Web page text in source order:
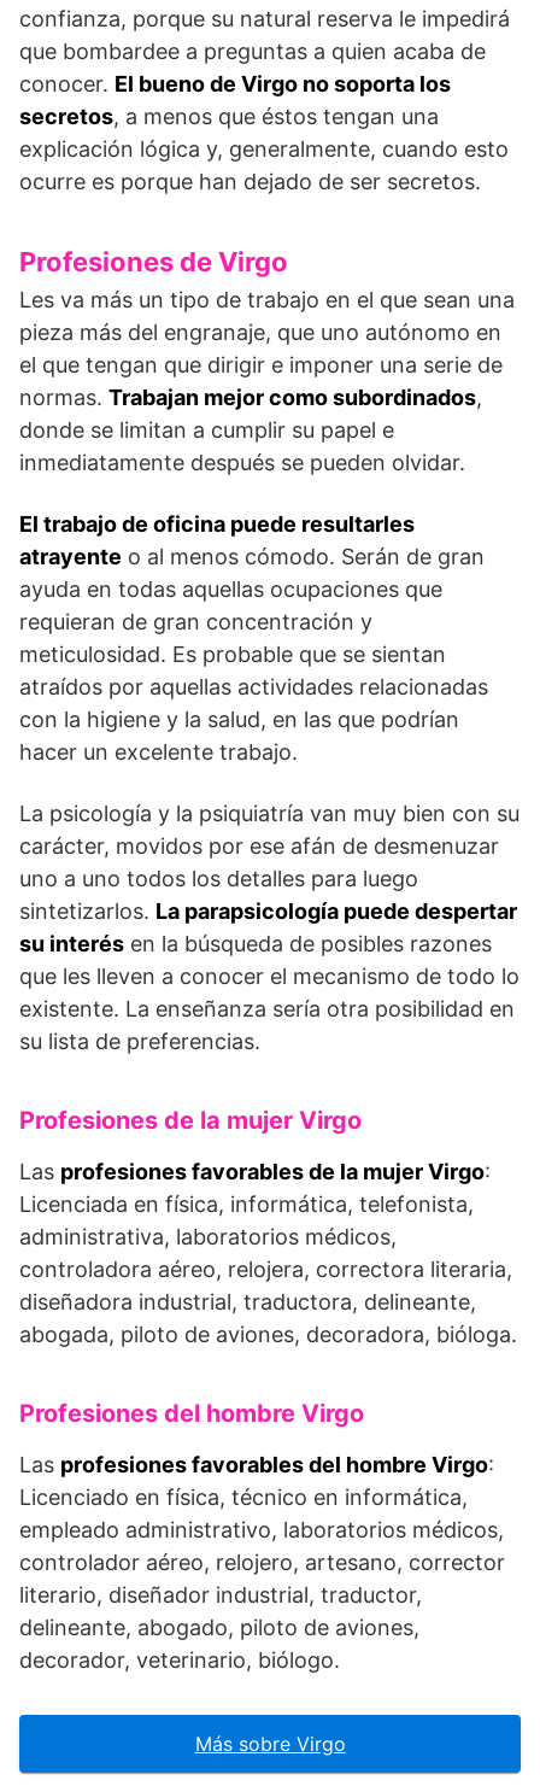
confianza, porque su natural reserva le impedirá
que bombardee a preguntas a quien acaba de
conocer. El bueno de Virgo no soporta los
secretos, a menos que éstos tengan una
explicación lógica y, generalmente, cuando esto
ocurre es porque han dejado de ser secretos.
Profesiones de Virgo
Les va más un tipo de trabajo en el que sean una
pieza más del engranaje, que uno autónomo en
el que tengan que dirigir e imponer una serie de
normas. Trabajan mejor como subordinados,
donde se limitan a cumplir su papel e
inmediatamente después se pueden olvidar.
El trabajo de oficina puede resultarles
atrayente o al menos cómodo. Serán de gran
ayuda en todas aquellas ocupaciones que
requieran de gran concentración y
meticulosidad. Es probable que se sientan
atraídos por aquellas actividades relacionadas
con la higiene y la salud, en las que podrían
hacer un excelente trabajo.
La psicología y la psiquiatría van muy bien con su
carácter, movidos por ese afán de desmenuzar
uno a uno todos los detalles para luego
sintetizarlos. La parapsicología puede despertar
su interés en la búsqueda de posibles razones
que les lleven a conocer el mecanismo de todo lo
existente. La enseñanza sería otra posibilidad en
su lista de preferencias.
Profesiones de la mujer Virgo
Las profesiones favorables de la mujer Virgo:
Licenciada en física, informática, telefonista,
administrativa, laboratorios médicos,
controladora aéreo, relojera, correctora literaria,
diseñadora industrial, traductora, delineante,
abogada, piloto de aviones, decoradora, bióloga.
Profesiones del hombre Virgo
Las profesiones favorables del hombre Virgo:
Licenciado en física, técnico en informática,
empleado administrativo, laboratorios médicos,
controlador aéreo, relojero, artesano, corrector
literario, diseñador industrial, traductor,
delineante, abogado, piloto de aviones,
decorador, veterinario, biólogo.
Más sobre Virgo